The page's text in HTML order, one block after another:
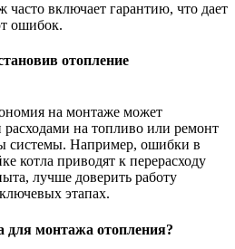
включает гарантию, что дает
ошибок.
отопление
на монтаже может
на топливо или ремонт
системы. Например, ошибки в
котла приводят к перерасходу
лучше доверить работу
этапах.
монтажа отопления?